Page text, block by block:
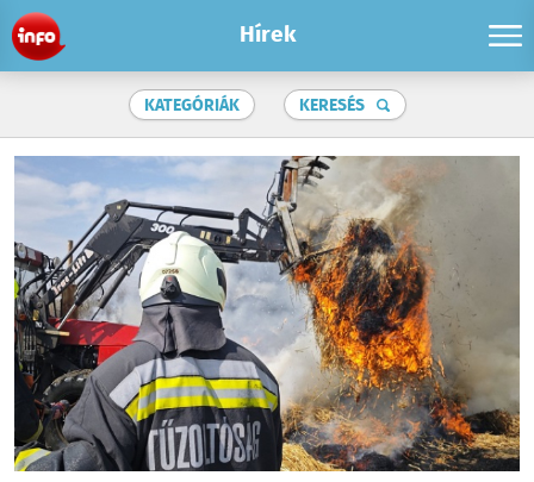
Hírek
KATEGÓRIÁK KERESÉS